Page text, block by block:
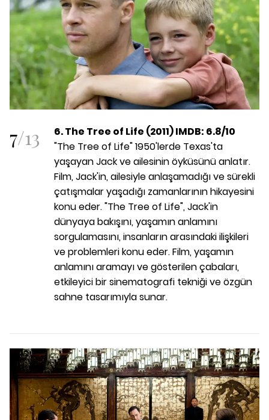
7/13
6. The Tree of Life (2011) IMDB: 6.8/10
"The Tree of Life" 1950'lerde Texas'ta
yaşayan Jack ve ailesinin öyküsünü anlatır.
Film, Jack'in, ailesiyle anlaşamadığı ve sürekli
çatışmalar yaşadığı zamanlarının hikayesini
konu eder. "The Tree of Life", Jack'in
dünyaya bakışını, yaşamın anlamını
sorgulamasını, insanların arasındaki ilişkileri
ve problemleri konu eder. Film, yaşamın
anlamını aramayı ve gösterilen çabaları,
etkileyici bir sinematografi tekniği ve özgün
sahne tasarımıyla sunar.